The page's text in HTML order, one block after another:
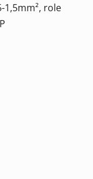
1,5mm², role